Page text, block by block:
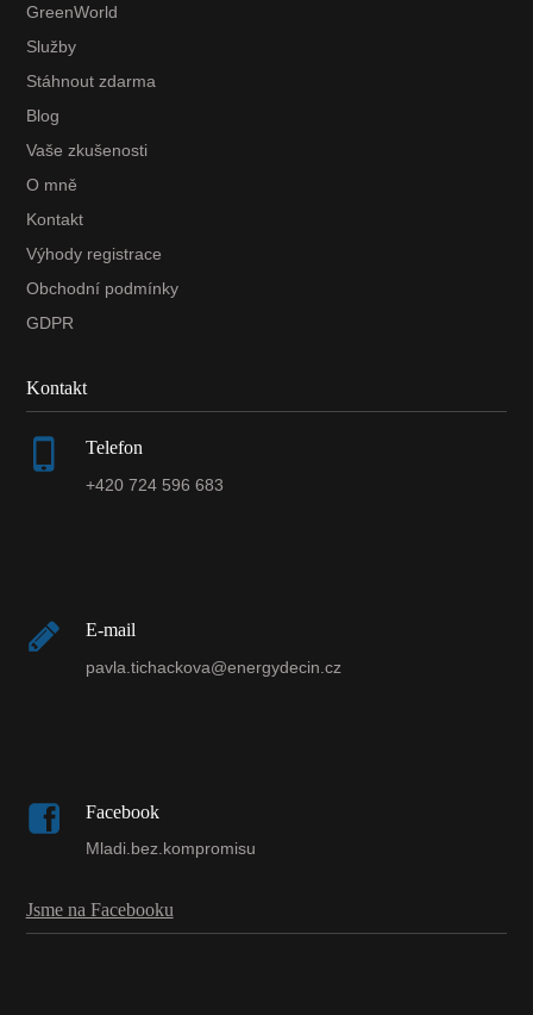
GreenWorld
Služby
Stáhnout zdarma
Blog
Vaše zkušenosti
O mně
Kontakt
Výhody registrace
Obchodní podmínky
GDPR
Kontakt
Telefon
+420 724 596 683
E-mail
pavla.tichackova@energydecin.cz
Facebook
Mladi.bez.kompromisu
Jsme na Facebooku